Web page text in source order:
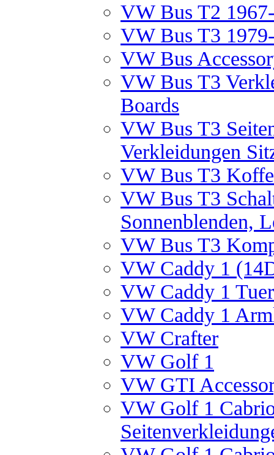
VW Bus T2
VW Bus T3
VW Bus
VW Bus T3
Boards
VW Bus T3
Verkleidungen
VW Bus T3
VW Bus T3
Sonnenblenden,
VW Bus T3
VW Caddy 1
VW Caddy 1
VW Caddy 1
VW Crafter
VW Golf 1
VW GTI
VW Golf 1